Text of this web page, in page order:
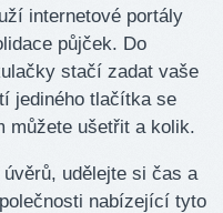
internetové portály
půjček. Do
stačí zadat vaše
jediného tlačítka se
můžete ušetřit a kolik.
udělejte si čas a
nabízející tyto